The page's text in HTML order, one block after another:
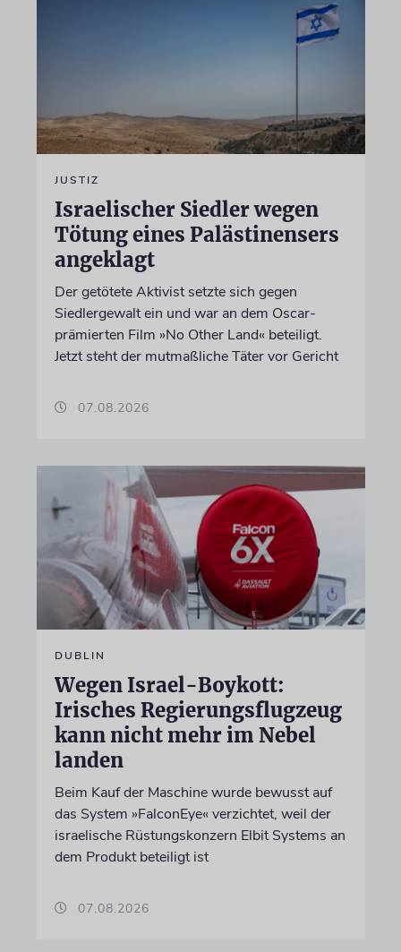
JUSTIZ
Israelischer Siedler wegen
Tötung eines Palästinensers
angeklagt
Der getötete Aktivist setzte sich gegen
Siedlergewalt ein und war an dem Oscar-
prämierten Film »No Other Land« beteiligt.
Jetzt steht der mutmaßliche Täter vor Gericht
07.08.2026
DUBLIN
Wegen Israel-Boykott:
Irisches Regierungsflugzeug
kann nicht mehr im Nebel
landen
Beim Kauf der Maschine wurde bewusst auf
das System »FalconEye« verzichtet, weil der
israelische Rüstungskonzern Elbit Systems an
dem Produkt beteiligt ist
07.08.2026